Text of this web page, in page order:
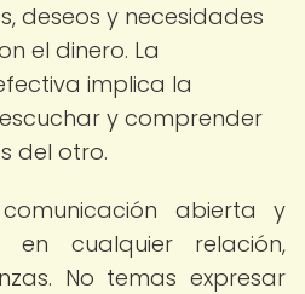
deseos y necesidades
el dinero. La
implica la
y comprender
del otro.
abierta y
cualquier relación,
No temas expresar